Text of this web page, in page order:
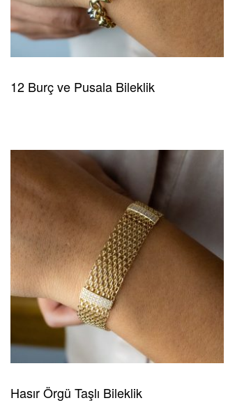
12 Burç ve Pusala Bileklik
Hasır Örgü Taşlı Bileklik